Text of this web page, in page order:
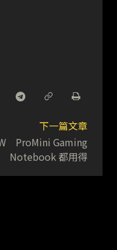
下一篇文章
ProMini Gaming
Notebook 都用得